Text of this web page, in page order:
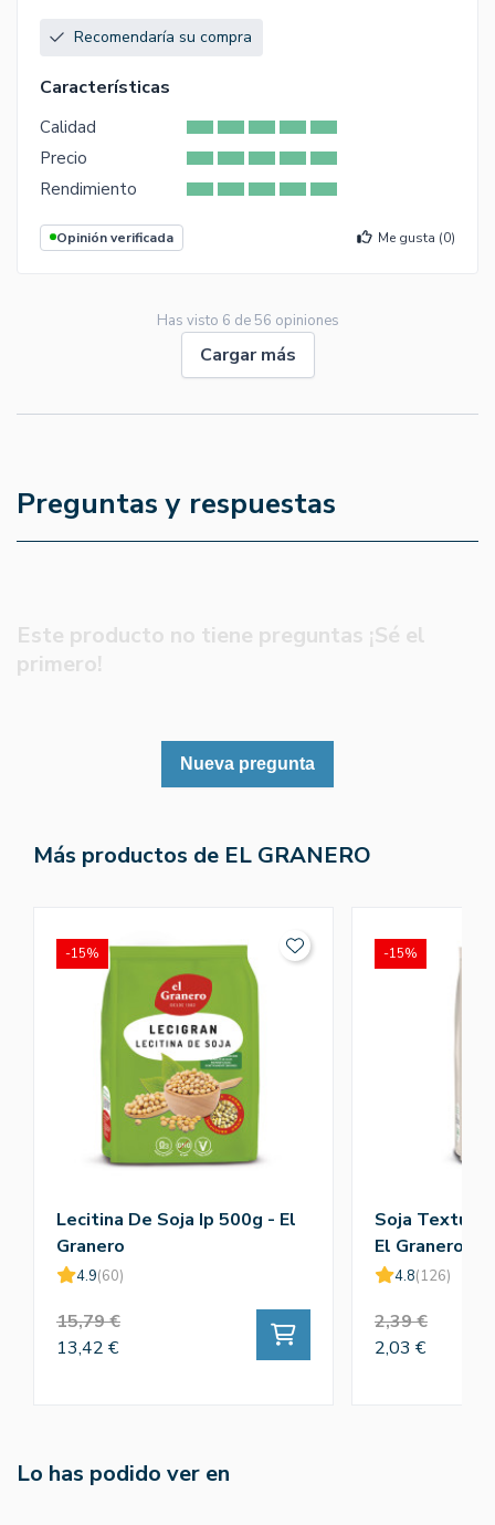
Recomendaría su compra
Características
Calidad
Precio
Rendimiento
Opinión verificada Me gusta (0)
Has visto 6 de 56 opiniones
Cargar más
Preguntas y respuestas
Este producto no tiene preguntas ¡Sé el
primero!
Nueva pregunta
Más productos de EL GRANERO
Lecitina De Soja Ip 500g - El
Granero
4.9(60)
15,79 €
13,42 €
-15%
Soja
El Granero
4.8(126)
2,39 €
2,03 €
-15%
Lo has podido ver en